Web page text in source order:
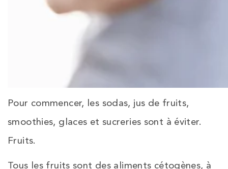
Pour commencer, les sodas, jus de fruits,
smoothies, glaces et sucreries sont à éviter.
Fruits.
Tous les fruits sont des aliments cétogènes, à